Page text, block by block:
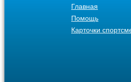
Главная
Помощь
Карточки